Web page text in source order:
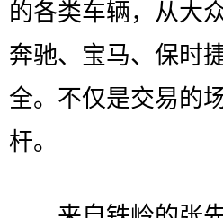
的各类车辆，从大
奔驰、宝马、保时
全。不仅是交易的
杆。